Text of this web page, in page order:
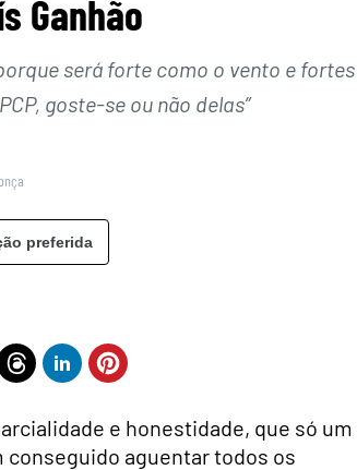
Ganhão
será forte como o vento e fortes
goste-se ou não delas”
preferida
e honestidade, que só um
aguentar todos os